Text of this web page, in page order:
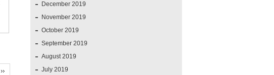
December 2019
November 2019
October 2019
September 2019
August 2019
July 2019